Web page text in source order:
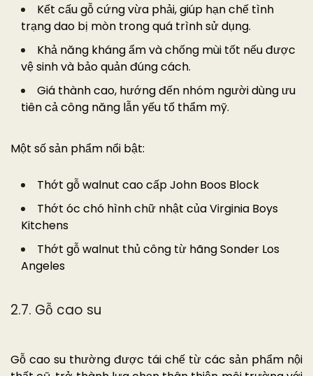
Kết cấu gỗ cứng vừa phải, giúp hạn chế tình
trạng dao bị mòn trong quá trình sử dụng.
Khả năng kháng ẩm và chống mùi tốt nếu được
vệ sinh và bảo quản đúng cách.
Giá thành cao, hướng đến nhóm người dùng ưu
tiên cả công năng lẫn yếu tố thẩm mỹ.
Một số sản phẩm nổi bật:
Thớt gỗ walnut cao cấp John Boos Block
Thớt óc chó hình chữ nhật của Virginia Boys
Kitchens
Thớt gỗ walnut thủ công từ hãng Sonder Los
Angeles
2.7. Gỗ cao su
Gỗ cao su thường được tái chế từ các sản phẩm nội